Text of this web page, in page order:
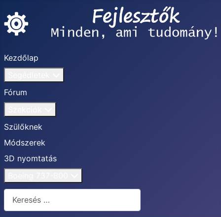
Kezdőlap
Fórum
Szülőknek
Módszerek
3D nyomtatás
Keresés...